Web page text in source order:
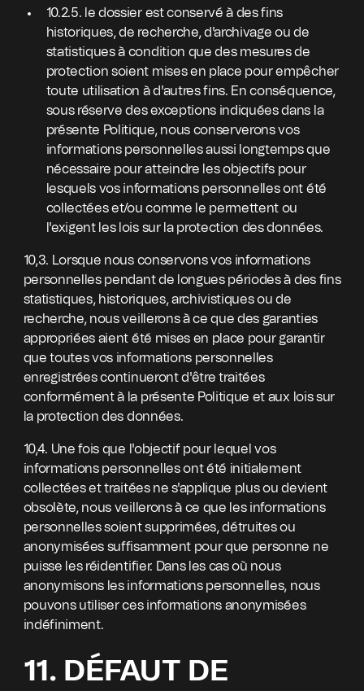
10.2.5. le dossier est conservé à des fins
historiques, de recherche, d'archivage ou de
statistiques à condition que des mesures de
protection soient mises en place pour empêcher
toute utilisation à d'autres fins. En conséquence,
sous réserve des exceptions indiquées dans la
présente Politique, nous conserverons vos
informations personnelles aussi longtemps que
nécessaire pour atteindre les objectifs pour
lesquels vos informations personnelles ont été
collectées et/ou comme le permettent ou
l'exigent les lois sur la protection des données.
10,3. Lorsque nous conservons vos informations
personnelles pendant de longues périodes à des fins
statistiques, historiques, archivistiques ou de
recherche, nous veillerons à ce que des garanties
appropriées aient été mises en place pour garantir
que toutes vos informations personnelles
enregistrées continueront d'être traitées
conformément à la présente Politique et aux lois sur
la protection des données.
10,4. Une fois que l'objectif pour lequel vos
informations personnelles ont été initialement
collectées et traitées ne s'applique plus ou devient
obsolète, nous veillerons à ce que les informations
personnelles soient supprimées, détruites ou
anonymisées suffisamment pour que personne ne
puisse les réidentifier. Dans les cas où nous
anonymisons les informations personnelles, nous
pouvons utiliser ces informations anonymisées
indéfiniment.
11. DÉFAUT DE